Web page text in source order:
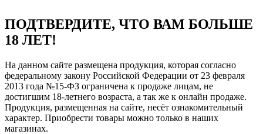
ПОДТВЕРДИТЕ, ЧТО ВАМ БОЛЬШЕ
18 ЛЕТ!
На данном сайте размещена продукция, которая согласно
федеральному закону Российской Федерации от 23 февраля
2013 года №15-ФЗ ограничена к продаже лицам, не
достигшим 18-летнего возраста, а так же к онлайн продаже.
Продукция, размещенная на сайте, несёт ознакомительный
характер. Приобрести товары можно только в наших
магазинах.